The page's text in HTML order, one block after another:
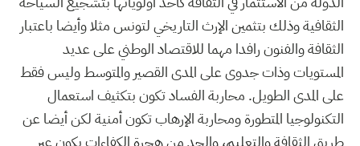
الثقافية وذلك بتثمين الإرث التاريخي لتونس مثلا وأيضا باعتبار
الثقافة والفنون رافدا مهما للاقتصاد الوطني على عديد
المستويات وذات جدوى على المدى القصير والمتوسط وليس فقط
على المدى الطويل. محاربة الفساد تكون بتكثيف استعمال
التكنولوجيا المتطورة ومحاربة الإرهاب تكون أمنية لكن أيضا عن